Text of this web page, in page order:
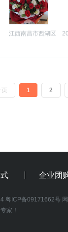
江西南昌市西湖区
页 1 2
企业团
粤ICP备09171662号
家！